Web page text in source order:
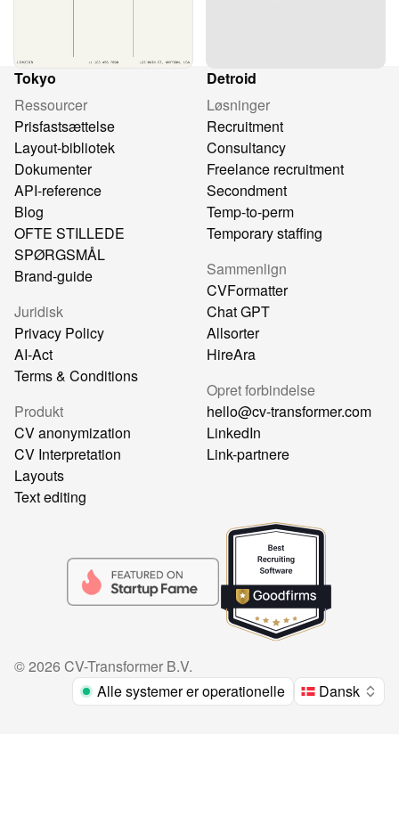
Tokyo
Detroid
Ressourcer
Prisfastsættelse
Layout-bibliotek
Dokumenter
API-reference
Blog
OFTE STILLEDE
SPØRGSMÅL
Brand-guide
Juridisk
Privacy Policy
AI-Act
Terms & Conditions
Produkt
CV anonymization
CV Interpretation
Layouts
Text editing
Løsninger
Recruitment
Consultancy
Freelance recruitment
Secondment
Temp-to-perm
Temporary staffing
Sammenlign
CVFormatter
Chat GPT
Allsorter
HireAra
Opret forbindelse
hello@cv-transformer.com
LinkedIn
Link-partnere
©2026 CV-Transformer B.V.
Alle systemer er operationelle
Dansk